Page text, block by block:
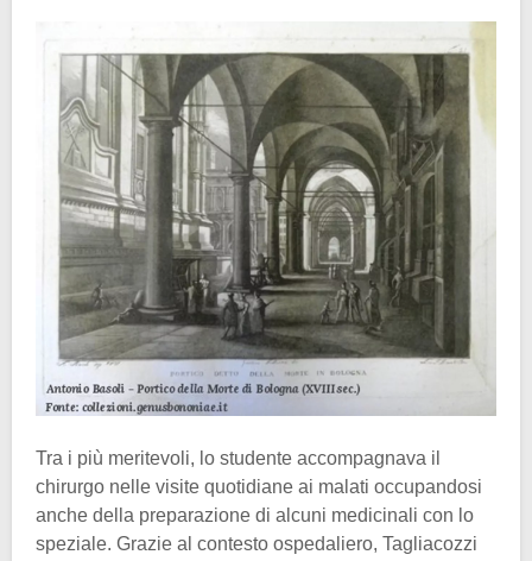
Tra i più meritevoli, lo studente accompagnava il
chirurgo nelle visite quotidiane ai malati occupandosi
anche della preparazione di alcuni medicinali con lo
speziale. Grazie al contesto ospedaliero, Tagliacozzi